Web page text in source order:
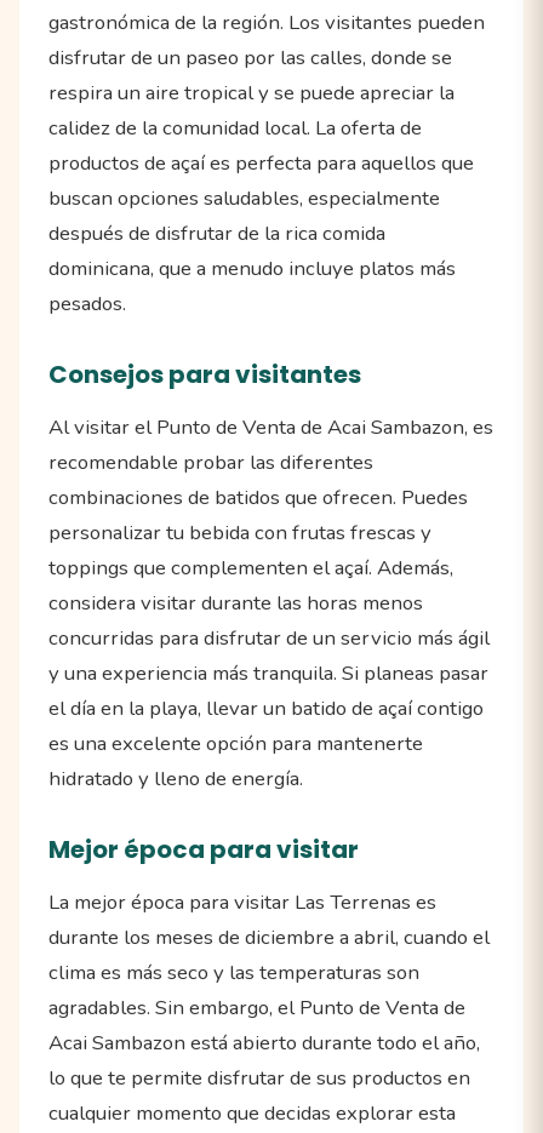
gastronómica de la región. Los visitantes pueden
disfrutar de un paseo por las calles, donde se
respira un aire tropical y se puede apreciar la
calidez de la comunidad local. La oferta de
productos de açaí es perfecta para aquellos que
buscan opciones saludables, especialmente
después de disfrutar de la rica comida
dominicana, que a menudo incluye platos más
pesados.
Consejos para visitantes
Al visitar el Punto de Venta de Acai Sambazon, es
recomendable probar las diferentes
combinaciones de batidos que ofrecen. Puedes
personalizar tu bebida con frutas frescas y
toppings que complementen el açaí. Además,
considera visitar durante las horas menos
concurridas para disfrutar de un servicio más ágil
y una experiencia más tranquila. Si planeas pasar
el día en la playa, llevar un batido de açaí contigo
es una excelente opción para mantenerte
hidratado y lleno de energía.
Mejor época para visitar
La mejor época para visitar Las Terrenas es
durante los meses de diciembre a abril, cuando el
clima es más seco y las temperaturas son
agradables. Sin embargo, el Punto de Venta de
Acai Sambazon está abierto durante todo el año,
lo que te permite disfrutar de sus productos en
cualquier momento que decidas explorar esta